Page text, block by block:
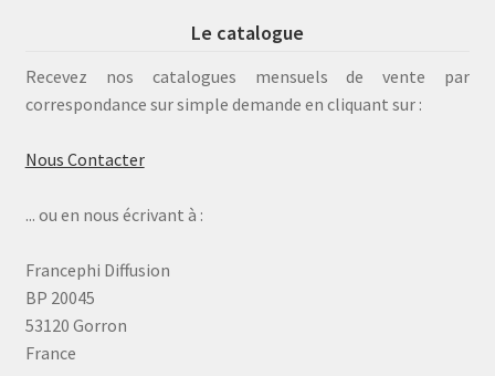
Le catalogue
Recevez nos catalogues mensuels de vente par
correspondance sur simple demande en cliquant sur :
Nous Contacter
... ou en nous écrivant à :
Francephi Diffusion
BP 20045
53120 Gorron
France